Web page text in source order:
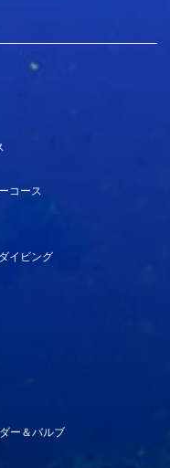
コース
イビング
ー＆バルブ